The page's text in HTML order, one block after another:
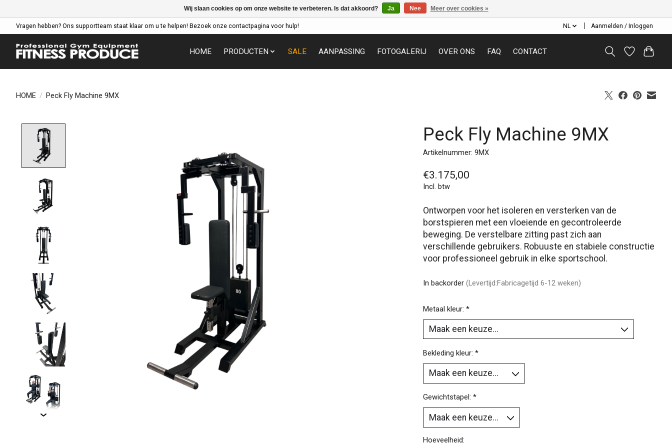
Vragen hebben? Ons supportteam staat klaar om u te helpen! Bezoek onze contactpagina voor hulp! NL Aanmelden / Inloggen
HOME PRODUCTEN SALE AANPASSING FOTOGALERIJ OVER ONS FAQ CONTACT
HOME / Peck Fly Machine 9MX
Peck Fly Machine 9MX
Artikelnummer: 9MX
€3.175,00
Incl. btw
Ontworpen voor het isoleren en versterken van de
borstspieren met een vloeiende en gecontroleerde
beweging. De verstelbare zitting past zich aan
verschillende gebruikers. Robuuste en stabiele constructie
voor professioneel gebruik in elke sportschool.
In backorder (Levertijd:Fabricagetijd 6-12 weken)
Metaal kleur: *
Bekleding kleur: *
Gewichtstapel: *
Hoeveelheid:
Wij slaan cookies op om onze website te verbeteren. Is dat akkoord? Ja Nee Meer over cookies »